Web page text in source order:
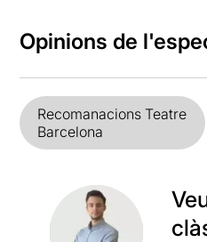
Opinions de
Recomanacions Teatre
Barcelona